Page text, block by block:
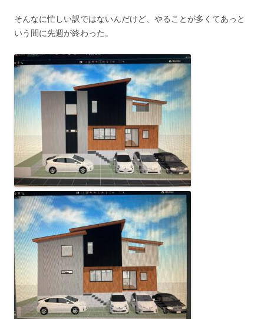
そんなに忙しい訳ではないんだけど、やることが多くてあっと
いう間に先週が終わった。